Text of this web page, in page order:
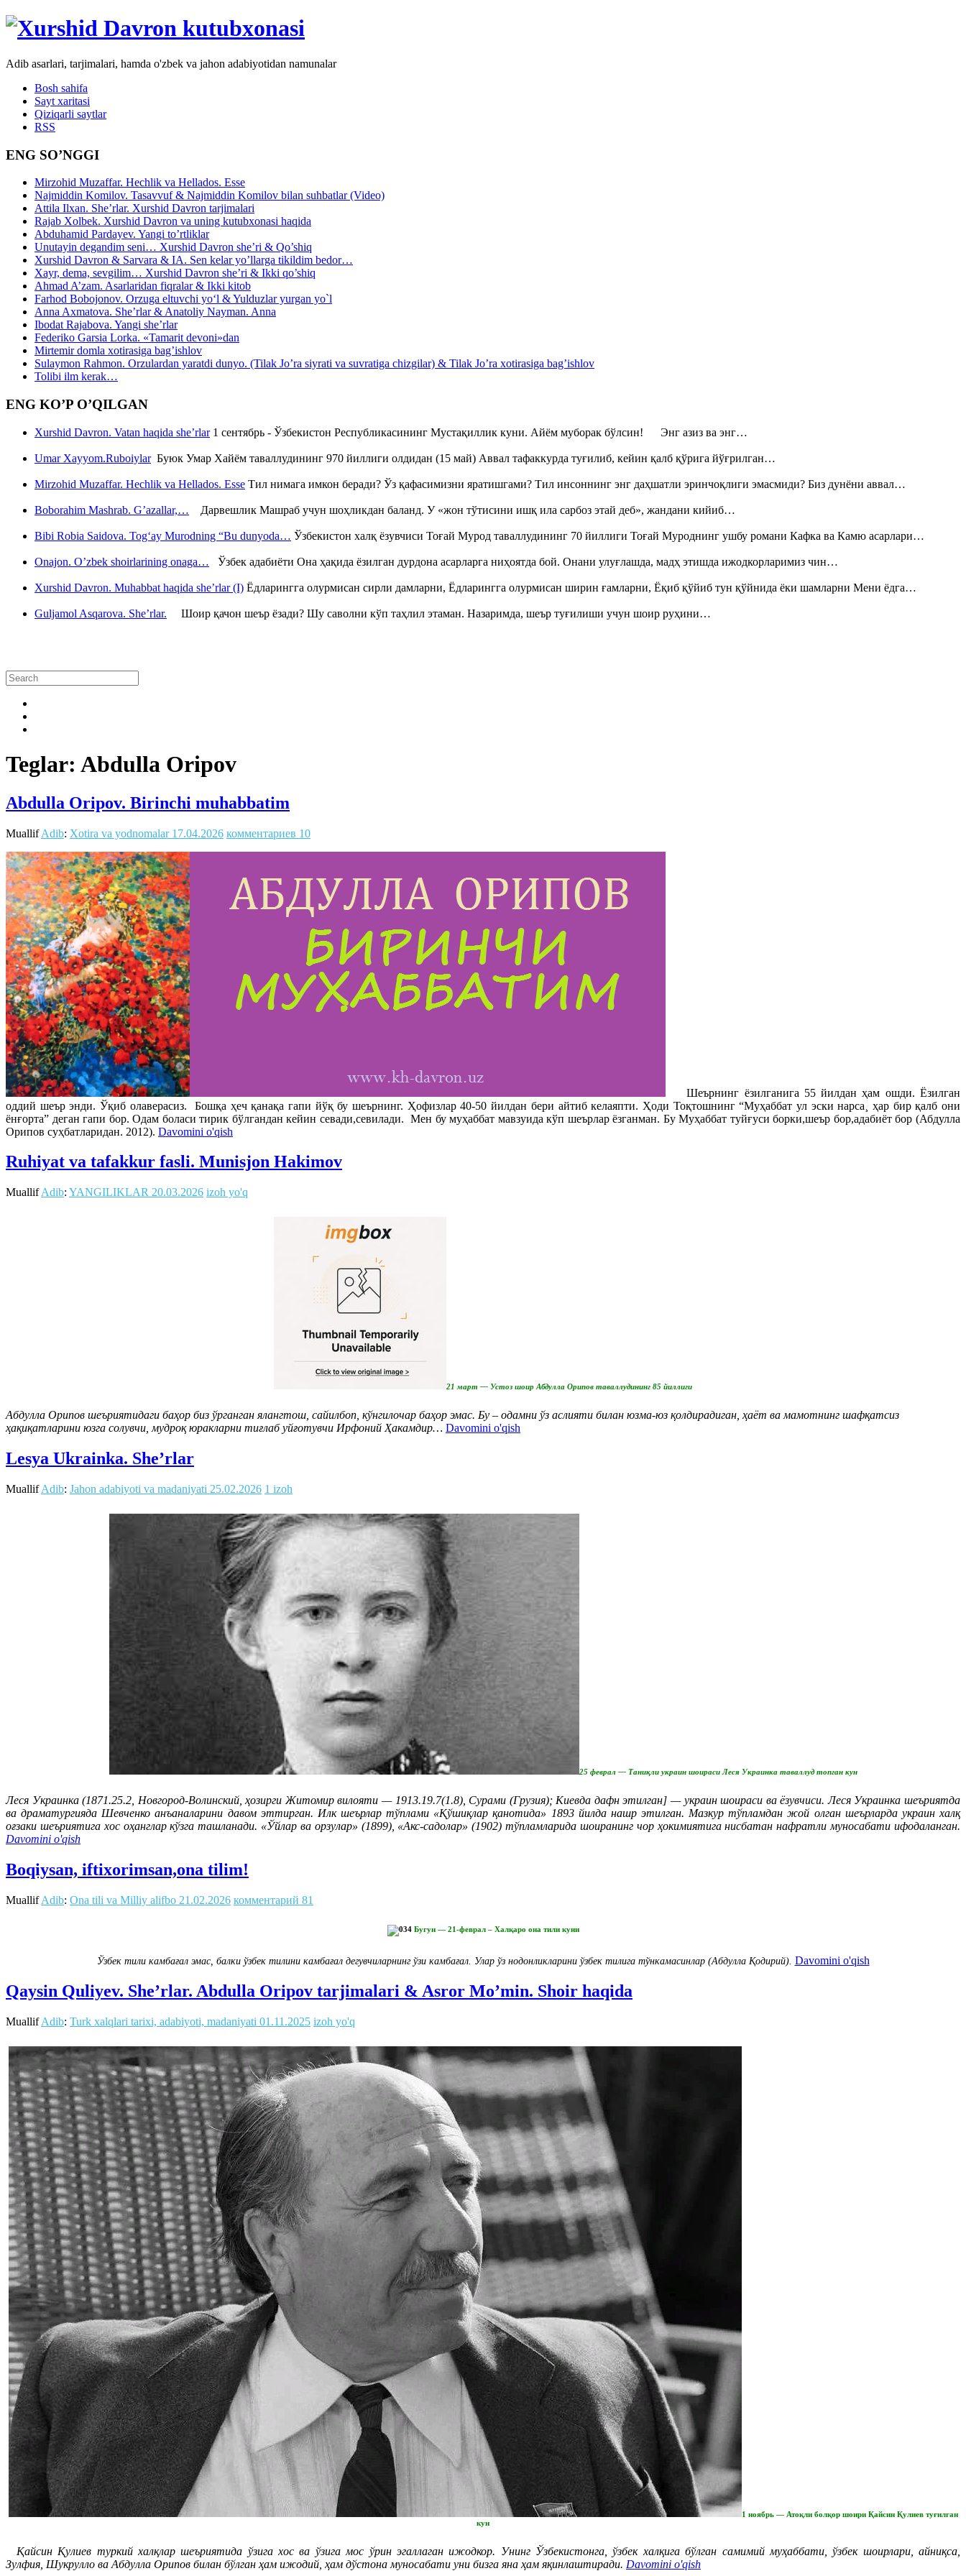
Adib asarlari, tarjimalari, hamda o'zbek va jahon adabiyotidan namunalar
Bosh sahifa
Sayt xaritasi
Qiziqarli saytlar
RSS
ENG SO’NGGI
Mirzohid Muzaffar. Hechlik va Hellados. Esse
Najmiddin Komilov. Tasavvuf & Najmiddin Komilov bilan suhbatlar (Video)
Attila Ilxan. She’rlar. Xurshid Davron tarjimalari
Rajab Xolbek. Xurshid Davron va uning kutubxonasi haqida
Abduhamid Pardayev. Yangi to’rtliklar
Unutayin degandim seni… Xurshid Davron she’ri & Qo’shiq
Xurshid Davron & Sarvara & IA. Sen kelar yo’llarga tikildim bedor…
Xayr, dema, sevgilim… Xurshid Davron she’ri & Ikki qo’shiq
Ahmad A’zam. Asarlaridan fiqralar & Ikki kitob
Farhod Bobojonov. Orzuga eltuvchi yo‘l & Yulduzlar yurgan yo`l
Anna Axmatova. She’rlar & Anatoliy Nayman. Anna
Ibodat Rajabova. Yangi she’rlar
Federiko Garsia Lorka. «Tamarit devoni»dan
Mirtemir domla xotirasiga bag’ishlov
Sulaymon Rahmon. Orzulardan yaratdi dunyo. (Tilak Jo’ra siyrati va suvratiga chizgilar) & Tilak Jo’ra xotirasiga bag’ishlov
Tolibi ilm kerak…
ENG KO’P O’QILGAN
Xurshid Davron. Vatan haqida she’rlar1 сентябрь - Ўзбекистон Республикасининг Мустақиллик куни. Айём муборак бўлсин! Энг азиз ва энг…
Umar Xayyom.RuboiylarБуюк Умар Хайём таваллудининг 970 йиллиги олдидан (15 май) Аввал тафаккурда туғилиб, кейин қалб қўрига йўғрилган…
Mirzohid Muzaffar. Hechlik va Hellados. Esse Тил нимага имкон беради? Ўз қафасимизни яратишгами? Тил инсоннинг энг даҳшатли эринчоқлиги эмасмиди? Биз дунёни аввал…
Boborahim Mashrab. G’azallar,… Дарвешлик Машраб учун шоҳликдан баланд. У «жон тўтисини ишқ ила сарбоз этай деб», жандани кийиб…
Bibi Robia Saidova. Tog‘ay Murodning “Bu dunyoda… Ўзбекистон халқ ёзувчиси Тоғай Мурод таваллудининг 70 йиллиги Тоғай Муроднинг ушбу романи Кафка ва Камю асарлари…
Onajon. O’zbek shoirlarining onaga… Ўзбек адабиёти Она ҳақида ёзилган дурдона асарларга ниҳоятда бой. Онани улуғлашда, мадҳ этишда ижодкорларимиз чин…
Xurshid Davron. Muhabbat haqida she’rlar (I) Ёдларингга олурмисан сирли дамларни, Ёдларингга олурмисан ширин ғамларни, Ёқиб қўйиб тун қўйнида ёки шамларни Мени ёдга…
Guljamol Asqarova. She’rlar. Шоир қачон шеър ёзади? Шу саволни кўп таҳлил этаман. Назаримда, шеър туғилиши учун шоир руҳини…
Teglar: Abdulla Oripov
Abdulla Oripov. Birinchi muhabbatim
MuallifAdib: Xotira va yodnomalar 17.04.2026 комментариев 10
Шеърнинг ëзилганига 55 йилдан ҳам ошди. Ëзилган
оддий шеър энди. Ўқиб олаверасиз. Бошқа ҳеч қанақа гапи йўқ бу шеърнинг. Ҳофизлар 40-50 йилдан бери айтиб келаяпти. Ҳоди Тоқтошнинг “Муҳаббат ул эски нарса¸ ҳар бир қалб они
ëнғорта” деган гапи бор. Одам боласи тирик бўлгандан кейин севади,севилади. Мен бу муҳаббат мавзуида кўп шеърлар ëзганман. Бу Муҳаббат туйғуси борки,шеър бор,адабиёт бор (Абдулла
Орипов суҳбатларидан. 2012). Davomini o'qish
Ruhiyat va tafakkur fasli. Munisjon Hakimov
MuallifAdib: YANGILIKLAR 20.03.2026 izoh yo'q
21 март — Устоз шоир Абдулла Орипов таваллудининг 85 йиллиги
Абдулла Орипов шеъриятидаги баҳор биз ўрганган ялангтош, сайилбоп, кўнгилочар баҳор эмас. Бу – одамни ўз аслияти билан юзма-юз қолдирадиган, ҳаёт ва мамотнинг шафқатсиз
ҳақиқатларини юзга солувчи, мудроқ юракларни тиғлаб уйғотувчи Ирфоний Ҳакамдир… Davomini o'qish
Lesya Ukrainka. She’rlar
MuallifAdib: Jahon adabiyoti va madaniyati 25.02.2026 1 izoh
25 феврал — Таниқли украин шоираси Леся Украинка таваллуд топган кун
Леся Украинка (1871.25.2, Новгород-Волинский, ҳозирги Житомир вилояти — 1913.19.7(1.8), Сурами (Грузия); Киевда дафн этилган] — украин шоираси ва ёзувчиси. Леся Украинка шеъриятда
ва драматургияда Шевченко анъаналарини давом эттирган. Илк шеърлар тўплами «Қўшиқлар қанотида» 1893 йилда нашр этилган. Мазкур тўпламдан жой олган шеърларда украин халқ
оғзаки шеъриятига хос оҳанглар кўзга ташланади. «Ўйлар ва орзулар» (1899), «Акс-садолар» (1902) тўпламларида шоиранинг чор ҳокимиятига нисбатан нафратли муносабати ифодаланган.
Davomini o'qish
Boqiysan, iftixorimsan,ona tilim!
MuallifAdib: Ona tili va Milliy alifbo 21.02.2026 комментарий 81
Бугун — 21-феврал – Халқаро она тили куни
Ўзбек тили камбағал эмас, балки ўзбек тилини камбағал дегувчиларнинг ўзи камбағал. Улар ўз нодонликларини ўзбек тилига тўнкамасинлар (Абдулла Қодирий). Davomini o'qish
Qaysin Quliyev. She’rlar. Abdulla Oripov tarjimalari & Asror Mo’min. Shoir haqida
MuallifAdib: Turk xalqlari tarixi, adabiyoti, madaniyati 01.11.2025 izoh yo'q
1 ноябрь — Атоқли болқор шоири Қайсин Қулиев туғилган
кун
Қайсин Қулиев туркий халқлар шеъриятида ўзига хос ва ўзига мос ўрин эгаллаган ижодкор. Унинг Ўзбекистонга, ўзбек халқига бўлган самимий муҳаббати, ўзбек шоирлари, айниқса,
Зулфия, Шукрулло ва Абдулла Орипов билан бўлган ҳам ижодий, ҳам дўстона муносабати уни бизга яна ҳам яқинлаштиради. Davomini o'qish